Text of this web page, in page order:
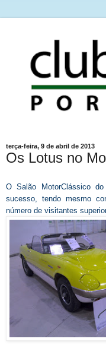
terça-feira, 9 de abril de 2013
Os Lotus no
O Salão MotorClássico
sucesso, tendo mesmo
número de visitantes